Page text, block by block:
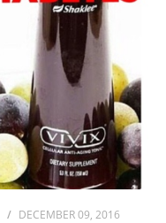
DECEMBER 09, 2016